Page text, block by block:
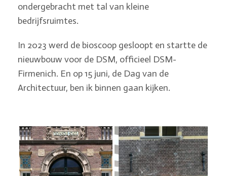
ondergebracht met tal van kleine
bedrijfsruimtes.
In 2023 werd de bioscoop gesloopt en startte de
nieuwbouw voor de DSM, officieel DSM-
Firmenich. En op 15 juni, de Dag van de
Architectuur, ben ik binnen gaan kijken.